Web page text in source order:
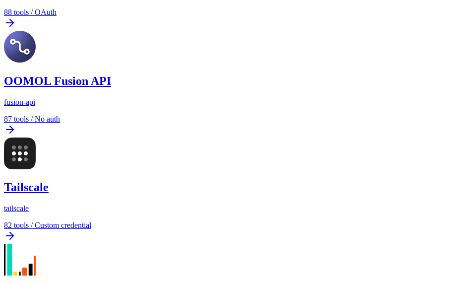
88 tools / OAuth
OOMOL Fusion API
fusion-api
87 tools / No auth
Tailscale
tailscale
82 tools / Custom credential